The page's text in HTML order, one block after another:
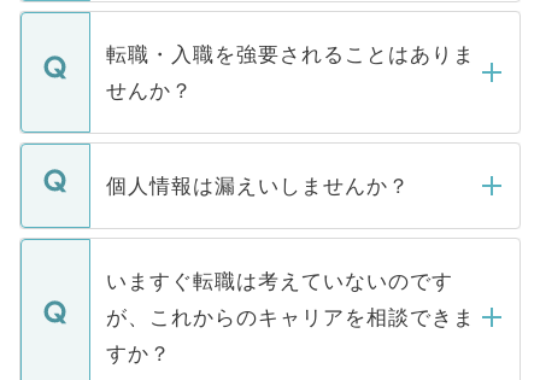
ます。通常、5営業日以内にはご連絡をせて
いただきますので、しばらくお待ちくださ
マイナビDOCTORで取り扱っている求人の
うち約3割は、Webサイトからご覧いただ
けない「非公開求人」です。非公開求人は
下記の理由によって、一般には公開してい
ません。
■応募殺到を避けるため 人気のある医療機
関を公にしてしまうと、応募が殺到する場
に、医療機関が求める条件に合った人材の
みを人材紹介会社に依頼するケースが増え
ています。
転職・入職を強要されることはありま
せんか？
転職・入職を強要することは一切ありませ
ん。また、仮に応募先から内定をいただい
定を承諾する必要はありません。内定先へ
の辞退の連絡はキャリアパートナーが行い
個人情報は漏えいしませんか？
個人情報が漏えいすることはありませんの
で、ご安心ください。当サイトからの登録
などで収集したご登録者様の個人情報は、
ご本人のキャリアアップおよび転職活動の
支援を目的に使用いたします。お預かりし
いますぐ転職は考えていないのです
が、これからのキャリアを相談できま
すか？